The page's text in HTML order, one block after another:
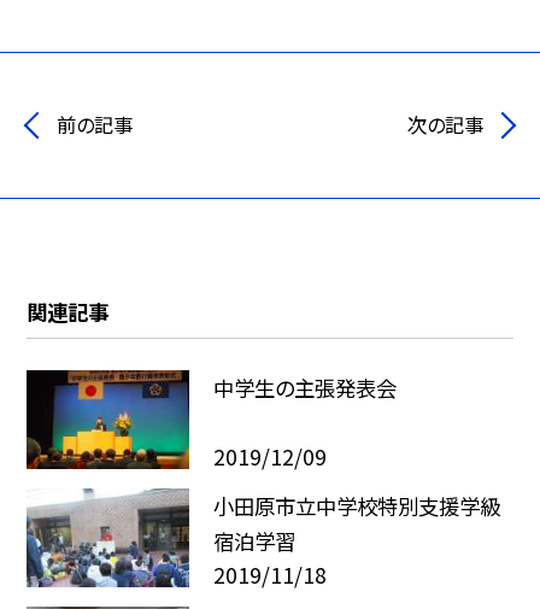
前の記事 次の記事
関連記事
中学生の主張発表会
2019/12/09
小田原市立中学校特別支援学級
宿泊学習
2019/11/18